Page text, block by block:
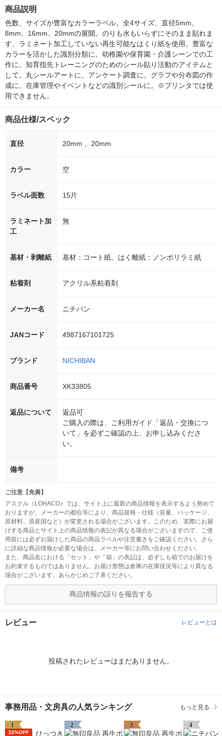
商品説明
色数、サイズが豊富なカラーラベル。全4サイズ、直径5mm、
8mm、16mm、20mmの展開。のりも水もいらずにそのまま貼れま
す。ラミネート加工していない再生可能なはくり紙を使用。豊富な
カラーを活かした識別分類に。幼稚園や保育園・介護シーンでの工
作に。知育指先トレーニングのためのシール貼り活動のアイテムと
して。丸シールアートに。アンケート調査に。グラフや分布図の作
成に。在庫管理やイベントなどの識別シールに。※プリンタでは使
用できません。
商品仕様/スペック
直径 20mm 、20mm
カラー 空
ラベル面数 15片
ラミネート加
工
無
基材・剥離紙 基材：コート紙、はく離紙：ノンポリラミ紙
粘着剤 アクリル系粘着剤
メーカー名 ニチバン
JANコード 4987167101725
ブランド NICHIBAN
商品番号 XK33805
返品について
返品可
ご購入の際は、ご利用ガイド「返品・交換につ
いて」を必ずご確認の上、お申し込みくださ
い。
備考
ご注意【免責】
アスクル（LOHACO）では、サイト上に最新の商品情報を表示するよう努めて
おりますが、メーカーの都合等により、商品規格・仕様（容量、パッケージ、
原材料、原産国など）が変更される場合がございます。このため、実際にお届
けする商品とサイト上の商品情報の表記が異なる場合がございますので、ご使
用前には必ずお届けした商品の商品ラベルや注意書きをご確認ください。さら
に詳細な商品情報が必要な場合は、メーカー等にお問い合わせください。
また、商品名における「セット」や「箱」の表記は、必ずしも箱でのお届けを
お約束するものではありません。お届け形態は倉庫の在庫状況等により異なる
場合がございます。あらかじめご了承ください。
商品情報の誤りを報告する
レビュー レビューとは
投稿されたレビューはまだありません。
事務用品・文房具の人気ランキング もっと見る
1
32%OFF
2 3 4